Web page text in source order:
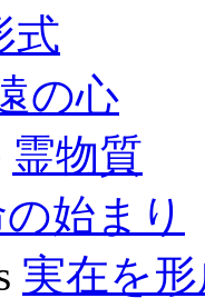
式
の心
霊物質
始まり
実在を